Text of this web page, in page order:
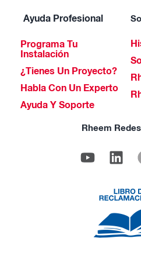
Ayuda Profesional
Programa Tu
Instalación
¿Tienes Un Proyecto?
Habla Con Un Experto
Ayuda Y Soporte
Rheem